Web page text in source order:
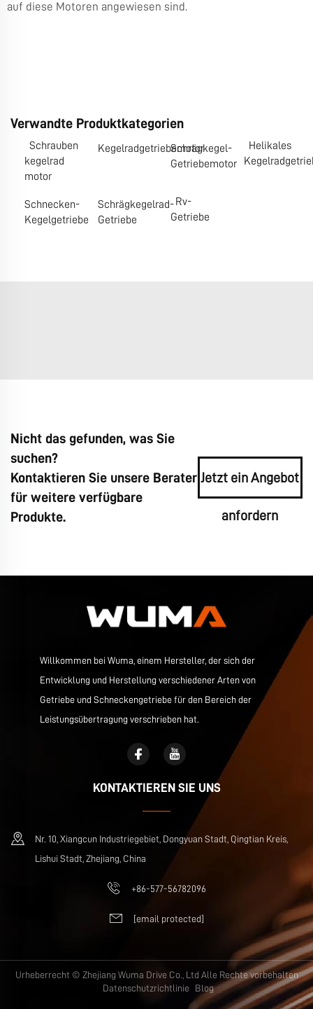
auf diese Motoren angewiesen sind.
Verwandte Produktkategorien
Schrauben
kegelrad
motor
Kegelradgetriebemotor
Schrägkegel-
Getriebemotor
Helikales
Schnecken-
Kegelgetriebe
Schrägkegelrad-
Getriebe
Rv-
Getriebe
Nicht das gefunden, was Sie
suchen?
Kontaktieren Sie unsere Berater
für weitere verfügbare
Produkte.
Jetzt ein Angebot
anfordern
Willkommen bei Wuma, einem Hersteller, der sich der
Entwicklung und Herstellung verschiedener Arten von
Getriebe und Schneckengetriebe für den Bereich der
Leistungsübertragung verschrieben hat.
KONTAKTIEREN SIE UNS
Nr. 10, Xiangcun Industriegebiet, Dongyuan Stadt, Qingtian Kreis,
Lishui Stadt, Zhejiang, China
+86-577-56782096
[email protected]
Urheberrecht © Zhejiang Wuma Drive Co., Ltd Alle Rechte vorbehalten
Datenschutzrichtlinie
Blog